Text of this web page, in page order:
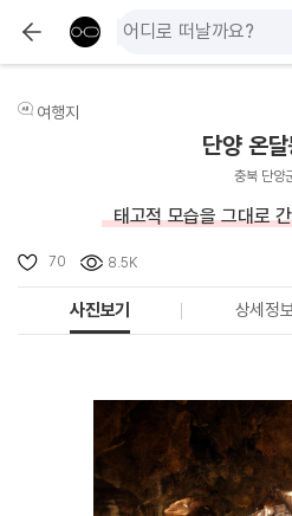
여행지
단양 온
충북 단양
태고적 모습을 그대로
70 8.5K
사진보기 상세정